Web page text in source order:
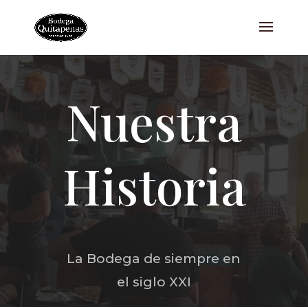
Nuestra
Historia
La Bodega de siempre en
el siglo XXI